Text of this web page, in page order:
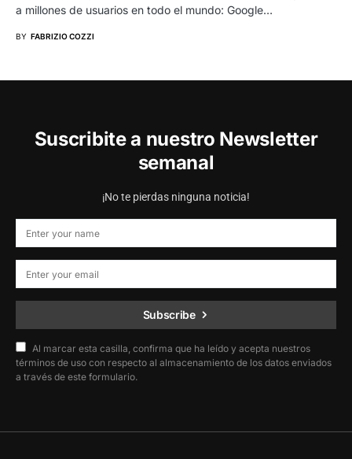
a millones de usuarios en todo el mundo: Google…
BY FABRIZIO COZZI
Suscribite a nuestro Newsletter
semanal
¡No te pierdas ninguna noticia!
Subscribe
Al marcar esta casilla, confirma que ha leído y acepta nuestros
términos de uso con respecto al almacenamiento de los datos enviados
a través de este formulario.